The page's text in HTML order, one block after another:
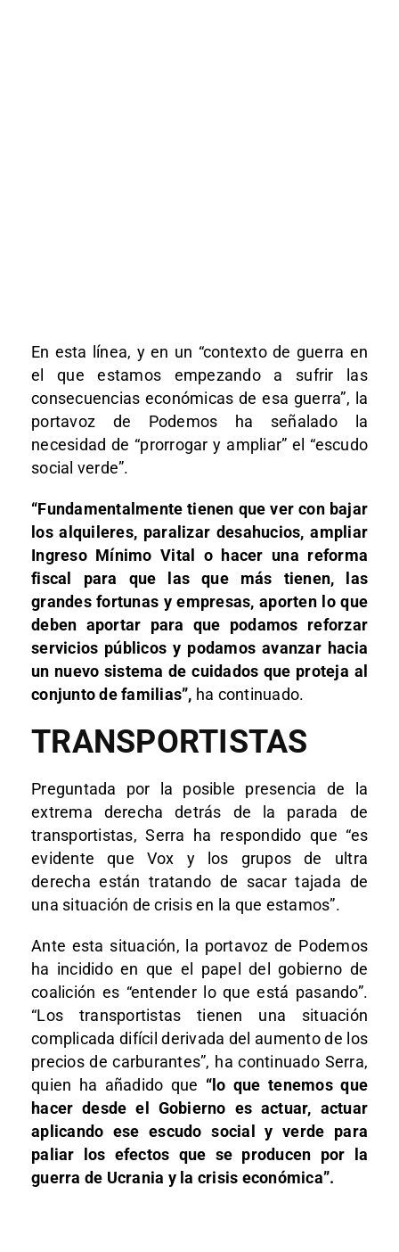
En esta línea, y en un “contexto de guerra en
el que estamos empezando a sufrir las
consecuencias económicas de esa guerra”, la
portavoz de Podemos ha señalado la
necesidad de “prorrogar y ampliar” el “escudo
social verde”.
“Fundamentalmente tienen que ver con bajar
los alquileres, paralizar desahucios, ampliar
Ingreso Mínimo Vital o hacer una reforma
fiscal para que las que más tienen, las
grandes fortunas y empresas, aporten lo que
deben aportar para que podamos reforzar
servicios públicos y podamos avanzar hacia
un nuevo sistema de cuidados que proteja al
conjunto de familias”, ha continuado.
TRANSPORTISTAS
Preguntada por la posible presencia de la
extrema derecha detrás de la parada de
transportistas, Serra ha respondido que “es
evidente que Vox y los grupos de ultra
derecha están tratando de sacar tajada de
una situación de crisis en la que estamos”.
Ante esta situación, la portavoz de Podemos
ha incidido en que el papel del gobierno de
coalición es “entender lo que está pasando”.
“Los transportistas tienen una situación
complicada difícil derivada del aumento de los
precios de carburantes”, ha continuado Serra,
quien ha añadido que “lo que tenemos que
hacer desde el Gobierno es actuar, actuar
aplicando ese escudo social y verde para
paliar los efectos que se producen por la
guerra de Ucrania y la crisis económica”.